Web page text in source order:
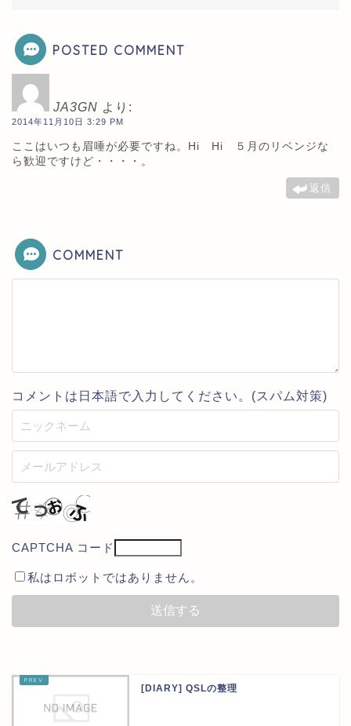
POSTED COMMENT
JA3GN より:
2014年11月10日 3:29 PM
ここはいつも眉唾が必要ですね。Hi Hi ５月のリベンジな
ら歓迎ですけど・・・・。
返信
COMMENT
コメントは日本語で入力してください。(スパム対策)
CAPTCHA コード
私はロボットではありません。
[DIARY] QSLの整理